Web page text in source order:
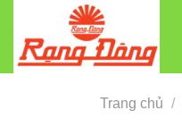
dung
Trang chủ /